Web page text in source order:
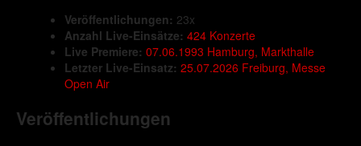
Veröffentlichungen: 23x
Anzahl Live-Einsätze: 424 Konzerte
Live Premiere: 07.06.1993 Hamburg, Markthalle
Letzter Live-Einsatz: 25.07.2026 Freiburg, Messe
Open Air
Veröffentlichungen